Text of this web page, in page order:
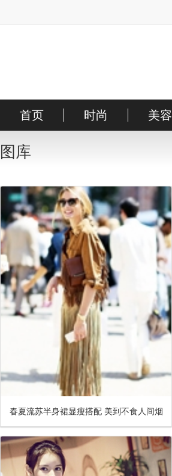
首页 时尚 时装美容
图库
春夏流苏半身裙显瘦搭配 美到不食人间烟
火